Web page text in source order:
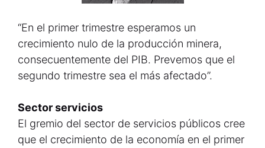
“En el primer trimestre esperamos un
crecimiento nulo de la producción minera,
consecuentemente del PIB. Prevemos que el
segundo trimestre sea el más afectado”.
Sector servicios
El gremio del sector de servicios públicos cree
que el crecimiento de la economía en el primer